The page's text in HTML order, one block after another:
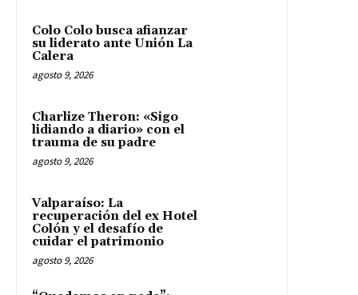
Colo Colo busca afianzar
su liderato ante Unión La
Calera
agosto 9, 2026
Charlize Theron: «Sigo
lidiando a diario» con el
trauma de su padre
agosto 9, 2026
Valparaíso: La
recuperación del ex Hotel
Colón y el desafío de
cuidar el patrimonio
agosto 9, 2026